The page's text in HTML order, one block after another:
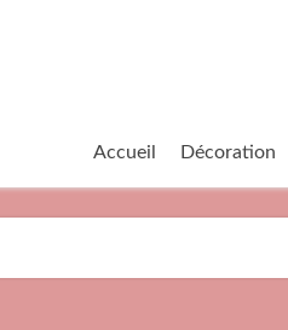
Accueil Décoration